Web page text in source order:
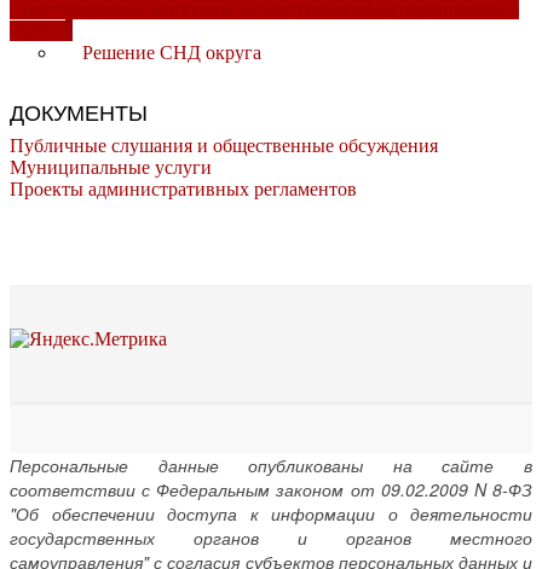
Решение СНД округа
ДОКУМЕНТЫ
Публичные слушания и общественные обсуждения
Муниципальные услуги
Проекты административных регламентов
Персональные данные опубликованы на сайте в
соответствии с Федеральным законом от 09.02.2009 N 8-ФЗ
"Об обеспечении доступа к информации о деятельности
государственных органов и органов местного
самоуправления" с согласия субъектов персональных данных и